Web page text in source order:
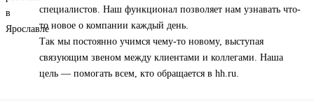
специалистов. Наш функционал позволяет нам узнавать что-
то новое о компании каждый день.
Так мы постоянно учимся чему-то новому, выступая
связующим звеном между клиентами и коллегами. Наша
цель — помогать всем, кто обращается в hh.ru.